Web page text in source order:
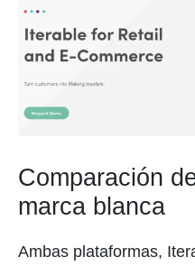
Comparación
marca blanca
Ambas plataformas,